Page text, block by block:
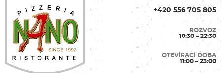
+420 556 705 805
ROZVOZ
10:30 – 22:30
OTEVÍRACÍ DOBA
11:00 – 23:00